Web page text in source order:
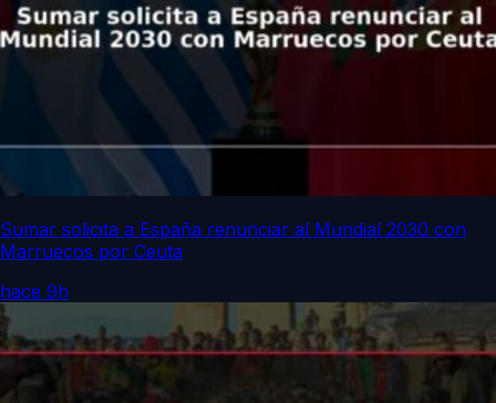
Sumar solicita a España renunciar al Mundial 2030 con
Marruecos por Ceuta
hace 9h